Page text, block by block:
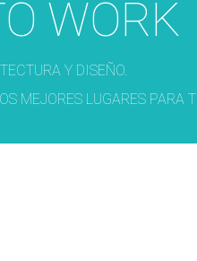
WORK
Y DISEÑO.
MEJORES LUGARES PARA